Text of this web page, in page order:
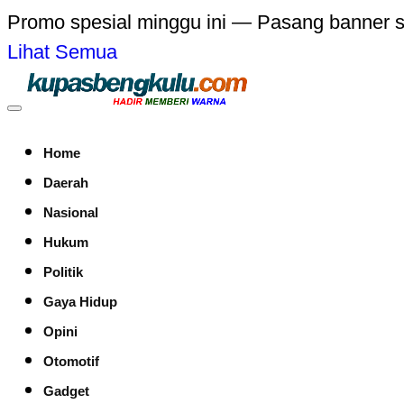
Promo spesial minggu ini — Pasang banner
Lihat Semua
Home
Daerah
Nasional
Hukum
Politik
Gaya Hidup
Opini
Otomotif
Gadget